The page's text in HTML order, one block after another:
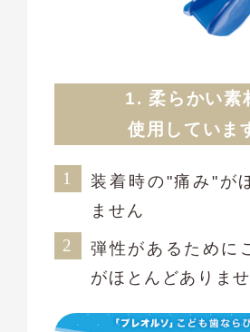
1. 柔らかい素
使用していま
装着時の"痛み"が
ません
弾性があるために
がほとんどありま